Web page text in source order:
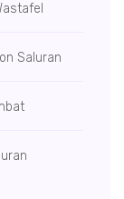
Saluran